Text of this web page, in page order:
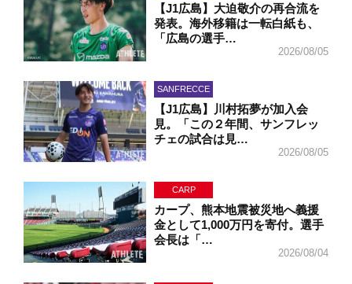
【J1広島】大迫敬介の再合流を
発表。海外移籍は一転白紙も、
「広島の選手…
2026/08/05
SANFRECCE
【J1広島】川村拓夢が加入会
見。「この２年間、サンフレッ
チェの試合は見…
2026/08/05
CARP
カープ、熊本地震被災地へ義援
金として1,000万円を寄付。選手
会長は「…
2026/08/04